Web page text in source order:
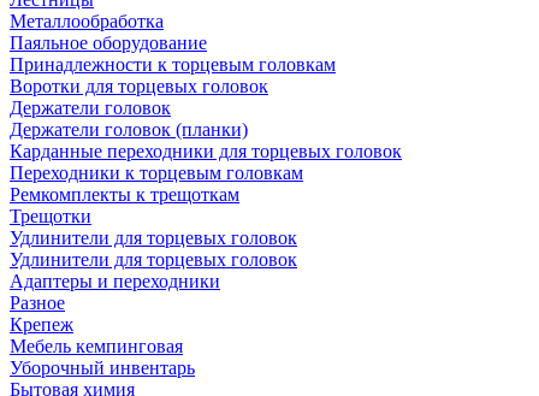
Металлообработка
Паяльное оборудование
Принадлежности к торцевым головкам
Воротки для торцевых головок
Держатели головок
Держатели головок (планки)
Карданные переходники для торцевых головок
Переходники к торцевым головкам
Ремкомплекты к трещоткам
Трещотки
Удлинители для торцевых головок
Удлинители для торцевых головок
Адаптеры и переходники
Разное
Крепеж
Мебель кемпинговая
Уборочный инвентарь
Бытовая химия